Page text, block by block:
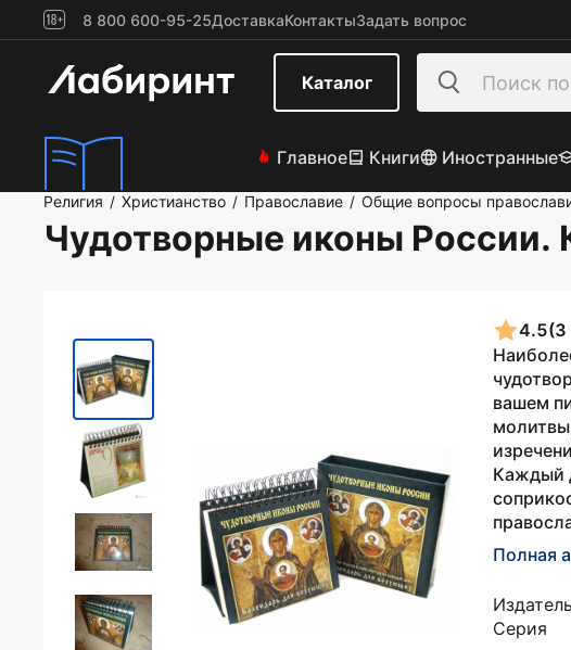
8 800 600-95-25ДоставкаКонтактыЗадать вопрос
Каталог
Главное Книги Иностранные
Религия / Христианство / Православие / Общие вопросы
Чудотворные иконы России.
4.5(3
вашем
Каждый
Полная
Серия